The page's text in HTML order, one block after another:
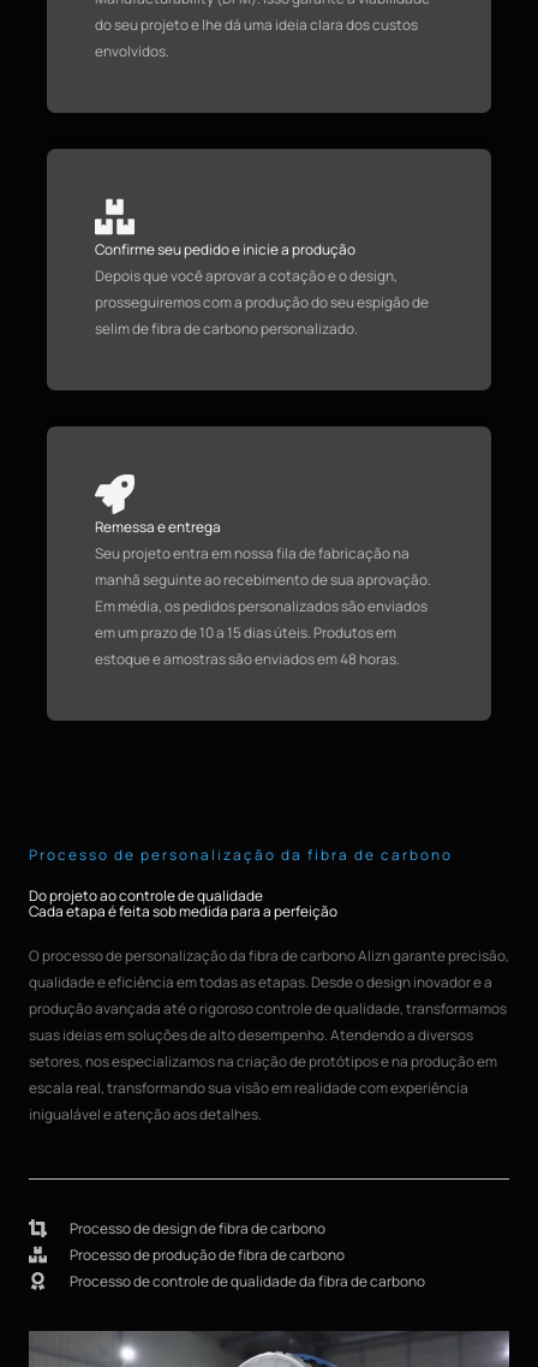
do seu projeto e lhe dá uma ideia clara dos custos
envolvidos.
Confirme seu pedido e inicie a produção
Depois que você aprovar a cotação e o design,
prosseguiremos com a produção do seu espigão de
selim de fibra de carbono personalizado.
Remessa e entrega
Seu projeto entra em nossa fila de fabricação na
manhã seguinte ao recebimento de sua aprovação.
Em média, os pedidos personalizados são enviados
em um prazo de 10 a 15 dias úteis. Produtos em
estoque e amostras são enviados em 48 horas.
Processo de personalização da fibra de carbono
Do projeto ao controle de qualidade
Cada etapa é feita sob medida para a perfeição
O processo de personalização da fibra de carbono Alizn garante precisão,
qualidade e eficiência em todas as etapas. Desde o design inovador e a
produção avançada até o rigoroso controle de qualidade, transformamos
suas ideias em soluções de alto desempenho. Atendendo a diversos
setores, nos especializamos na criação de protótipos e na produção em
escala real, transformando sua visão em realidade com experiência
inigualável e atenção aos detalhes.
Processo de design de fibra de carbono
Processo de produção de fibra de carbono
Processo de controle de qualidade da fibra de carbono